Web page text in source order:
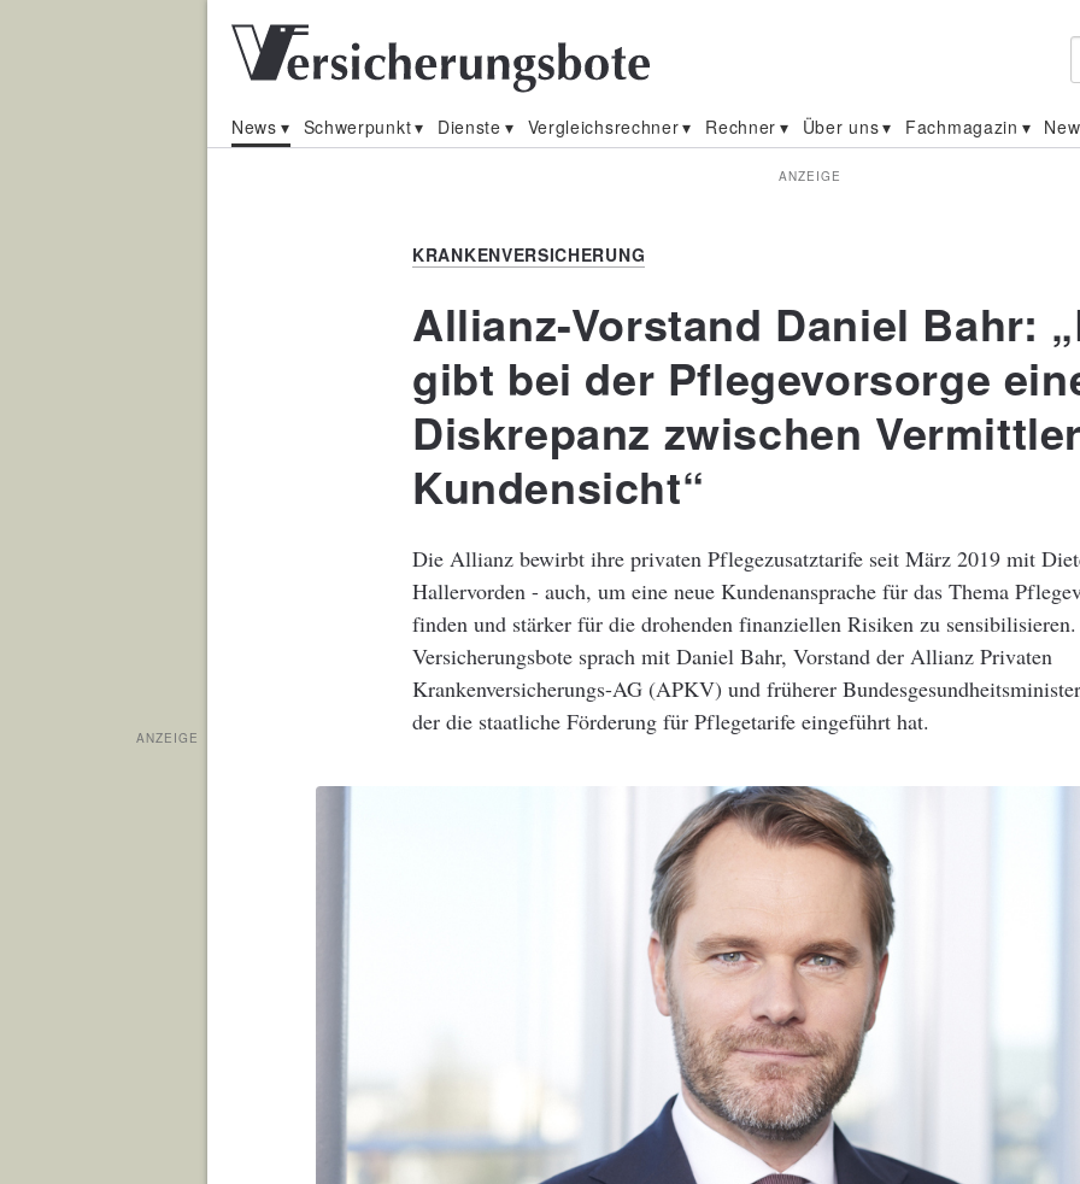
News Schwerpunkt Dienste Vergleichsrechner Rechner Über uns Fachmagazin
ANZEIGE
KRANKENVERSICHERUNG
Allianz-Vorstand Daniel Bahr:
gibt bei der Pflegevorsorge
Diskrepanz zwischen
Kundensicht“
Die Allianz bewirbt ihre privaten Pflegezusatztarife seit März 2019 mit
Hallervorden - auch, um eine neue Kundenansprache für das Thema
finden und stärker für die drohenden finanziellen Risiken zu
Versicherungsbote sprach mit Daniel Bahr, Vorstand der Allianz Privaten
Krankenversicherungs-AG (APKV) und früherer
der die staatliche Förderung für Pflegetarife eingeführt hat.
ANZEIGE